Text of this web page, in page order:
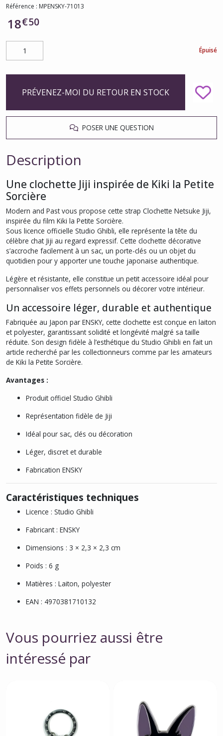
Référence : MPENSKY-71013
18€50
Épuisé
PRÉVENEZ-MOI DU RETOUR EN STOCK
POSER UNE QUESTION
Description
Une clochette Jiji inspirée de Kiki la Petite
Sorcière
Modern and Past vous propose cette strap Clochette Netsuke Jiji,
inspirée du film Kiki la Petite Sorcière.
Sous licence officielle Studio Ghibli, elle représente la tête du
célèbre chat Jiji au regard expressif. Cette clochette décorative
s’accroche facilement à un sac, un porte-clés ou un objet du
quotidien pour y apporter une touche japonaise authentique.
Légère et résistante, elle constitue un petit accessoire idéal pour
personnaliser vos effets personnels ou décorer votre intérieur.
Un accessoire léger, durable et authentique
Fabriquée au Japon par ENSKY, cette clochette est conçue en laiton
et polyester, garantissant solidité et longévité malgré sa taille
réduite. Son design fidèle à l’esthétique du Studio Ghibli en fait un
article recherché par les collectionneurs comme par les amateurs
de Kiki la Petite Sorcière.
Avantages :
Produit officiel Studio Ghibli
Représentation fidèle de Jiji
Idéal pour sac, clés ou décoration
Léger, discret et durable
Fabrication ENSKY
Caractéristiques techniques
Licence : Studio Ghibli
Fabricant : ENSKY
Dimensions : 3 × 2,3 × 2,3 cm
Poids : 6 g
Matières : Laiton, polyester
EAN : 4970381710132
Vous pourriez aussi être
intéressé par